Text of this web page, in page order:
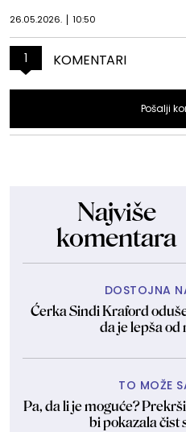
26.05.2026. 10:50
1 KOMENTARI
Pošalji
Najviše
komentara
DOSTOJNA
Ćerka Sindi Kraford
da je lepša od
TO MOŽE
Pa, da li je moguće?
bi pokazala čist